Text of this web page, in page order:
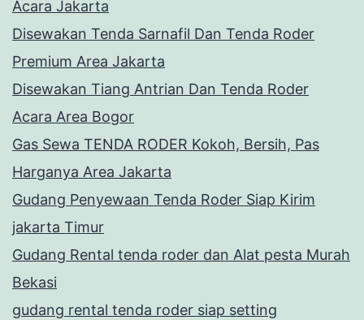
Acara Jakarta
Disewakan Tenda Sarnafil Dan Tenda Roder
Premium Area Jakarta
Disewakan Tiang Antrian Dan Tenda Roder
Acara Area Bogor
Gas Sewa TENDA RODER Kokoh, Bersih, Pas
Harganya Area Jakarta
Gudang Penyewaan Tenda Roder Siap Kirim
jakarta Timur
Gudang Rental tenda roder dan Alat pesta Murah
Bekasi
gudang rental tenda roder siap setting